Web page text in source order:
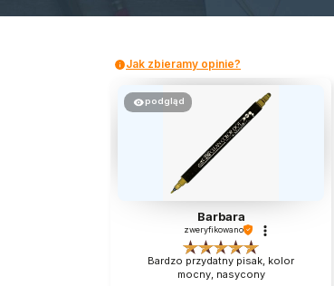
Jak zbieramy opinie?
podgląd
Barbara
zweryfikowano
Bardzo przydatny pisak, kolor
mocny, nasycony